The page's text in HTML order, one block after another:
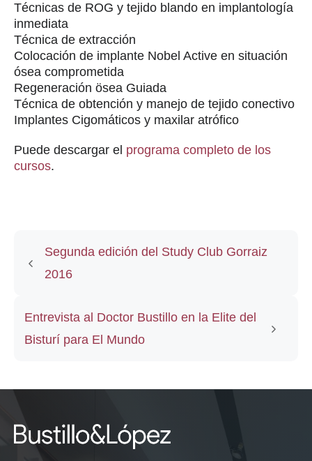
Técnicas de ROG y tejido blando en implantología
inmediata
Técnica de extracción
Colocación de implante Nobel Active en situación
ósea comprometida
Regeneración ösea Guiada
Técnica de obtención y manejo de tejido conectivo
Implantes Cigomáticos y maxilar atrófico
Puede descargar el programa completo de los
cursos.
Segunda edición del Study Club Gorraiz
2016
Entrevista al Doctor Bustillo en la Elite del
Bisturí para El Mundo